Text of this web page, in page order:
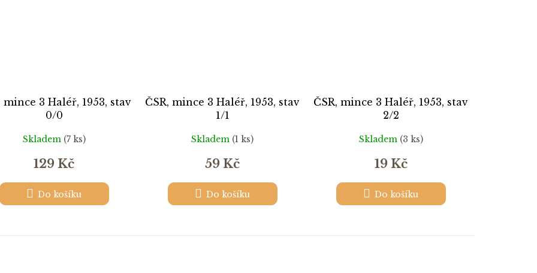
mince 3 Haléř, 1953, stav
0/0
Skladem (7 ks)
129 Kč
Do košíku
ČSR, mince 3 Haléř, 1953, stav
1/1
Skladem (1 ks)
59 Kč
Do košíku
ČSR, mince 3 Haléř, 1953, stav
2/2
Skladem (3 ks)
19 Kč
Do košíku